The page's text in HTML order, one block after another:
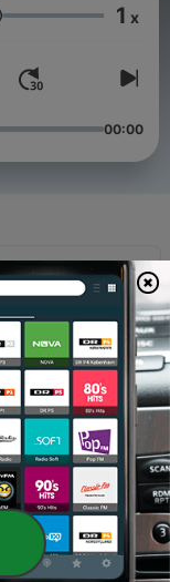
Lydstyrke 1 x
00:00